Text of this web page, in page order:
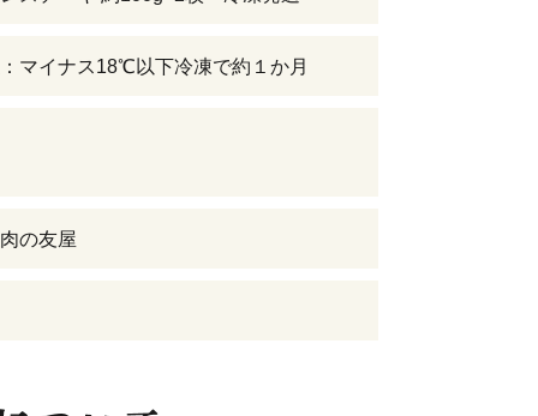
マイナス18℃以下冷凍で約１か月
の友屋